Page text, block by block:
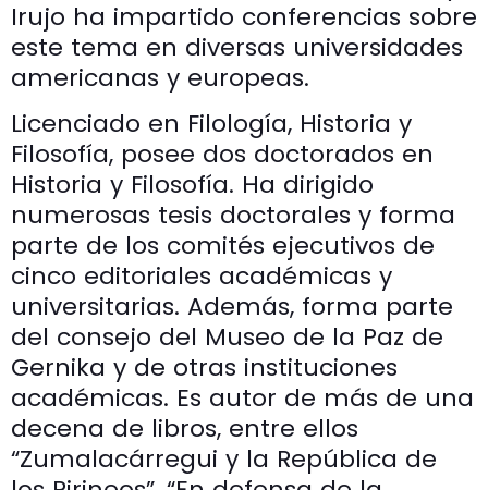
Irujo ha impartido conferencias sobre
este tema en diversas universidades
americanas y europeas.
Licenciado en Filología, Historia y
Filosofía, posee dos doctorados en
Historia y Filosofía. Ha dirigido
numerosas tesis doctorales y forma
parte de los comités ejecutivos de
cinco editoriales académicas y
universitarias. Además, forma parte
del consejo del Museo de la Paz de
Gernika y de otras instituciones
académicas. Es autor de más de una
decena de libros, entre ellos
“Zumalacárregui y la República de